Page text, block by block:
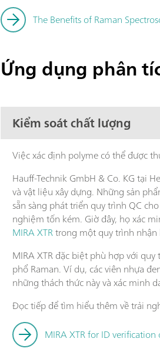
The Benefits of Raman
Ứng dụng phân
Kiểm soát chất lượng
Việc xác định polyme có thể được
Hauff-Technik GmbH & Co. KG tại
và vật liệu xây dựng. Những sản
sẵn sàng phát triển quy trình QC
nghiệm tốn kém. Giờ đây, họ xác
MIRA XTRtrong một quy trình
MIRA XTR đặc biệt phù hợp với
phổ Raman. Ví dụ, các viên nhựa
những thách thức này và xác minh
Đọc tiếp để tìm hiểu thêm về trải
MIRA XTR for ID